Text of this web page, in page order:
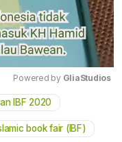
Powered by GliaStudios
IBF 2020
book fair (IBF)